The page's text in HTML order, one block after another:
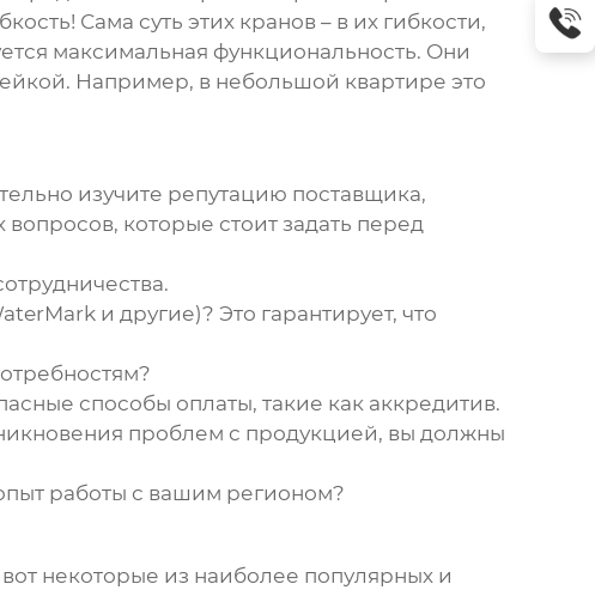
Сама суть этих кранов – в их гибкости,
максимальная функциональность. Они
Например, в небольшой квартире это
изучите репутацию поставщика,
которые стоит задать перед
и другие)? Это гарантирует, что
способы оплаты, такие как аккредитив.
проблем с продукцией, вы должны
работы с вашим регионом?
некоторые из наиболее популярных и